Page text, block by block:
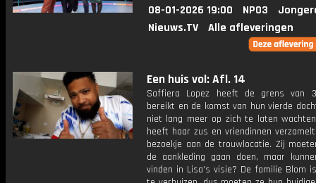
08-01-2026 19:00 NPO3
Nieuws.TV
Alle afleveringen
Een huis vol: Afl. 14
Saffiera Lopez heeft de grens van
bereikt en de komst van hun vierde
niet lang meer op zich te laten
heeft haar zus en vriendinnen
bezoekje aan de trouwlocatie. Zij
de aankleding gaan doen, maar
vinden in Lisa's visie? De familie Blom